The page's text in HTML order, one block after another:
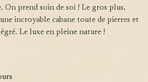
On prend soin de soi ! Le gros plus,
une incroyable cabane toute de pierres et
Le luxe en pleine nature !